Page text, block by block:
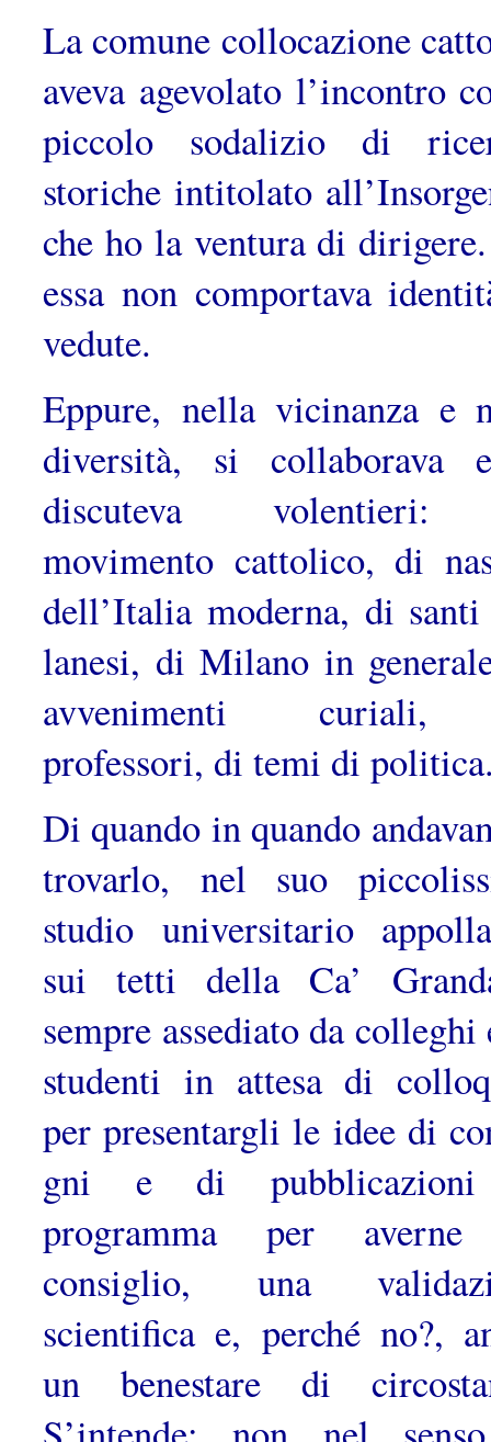
La comune collocazione
aveva agevolato l’incontro
piccolo sodalizio di
storiche intitolato
che ho la ventura di
essa non comportava
vedute.
Eppure, nella vicinanza e
diversità, si collaborava
discuteva
movimento cattolico, di
dell’Italia moderna, di
lanesi, di Milano in
avvenimenti
professori, di temi di
Di quando in quando
trovarlo, nel suo
studio uni­versitario
sui tetti della Ca’
sempre assediato da col­leghi
studenti in attesa di
per presentargli le idee di
gni e di
programma per
consiglio, una
scientifica e, perché no?,
un benestare di